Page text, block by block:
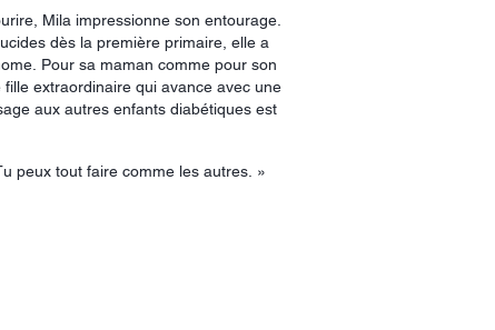
Mila impressionne son entourage.
dès la première primaire, elle a
Pour sa maman comme pour son
fille extraordinaire qui avance avec une
aux autres enfants diabétiques est
peux tout faire comme les autres. »